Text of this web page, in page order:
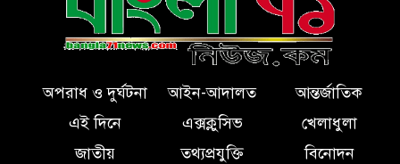
অপরাধ ও দুর্ঘটনা আইন-আদালত
আন্তর্জাতিক
এই দিনে
এক্সক্লুসিভ
খেলাধুলা
জাতীয়
তথ্যপ্রযুক্তি
বিনোদন